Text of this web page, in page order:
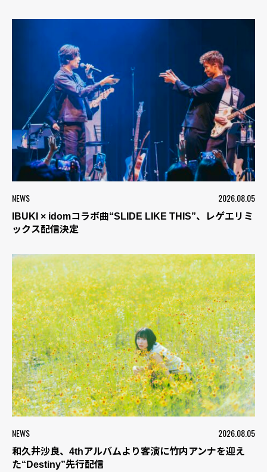
NEWS 2026.08.05
IBUKI × idomコラボ曲“SLIDE LIKE THIS”、レゲエリミ
ックス配信決定
NEWS 2026.08.05
和久井沙良、4thアルバムより客演に竹内アンナを迎え
た“Destiny”先行配信